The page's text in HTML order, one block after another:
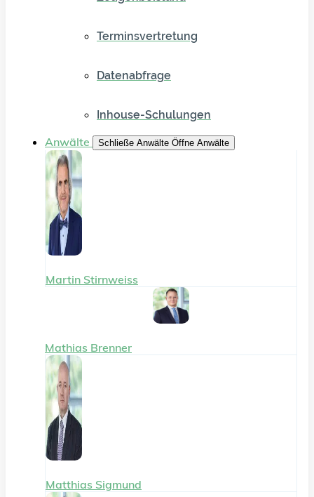
Terminsvertretung
Datenabfrage
Inhouse-Schulungen
Anwälte Schließe Anwälte Öffne Anwälte
Martin Stirnweiss
Mathias Brenner
Matthias Sigmund